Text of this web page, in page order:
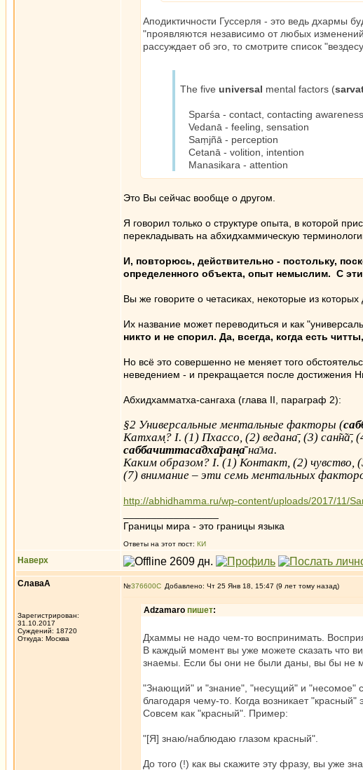
Аподиктичности Гуссерля - это ведь дхармы
"проявляются независимо от любых изменений
рассуждает об эго, то смотрите список
The five universal mental factors (
Sparśa - contact, contacting
Vedanā - feeling, sensation
Saṃjñā - perception
Cetanā - volition, intention
Manasikara - attention
Это Вы сейчас вообще о другом.
Я говорил только о структуре опыта, в которой
перекладывать на абхидхаммическую
И, повторюсь, действительно - постольку,
определенного объекта, опыт немыслим. С
Вы же говорите о четасиках, некоторые из
Их название может переводиться и как
никто и не спорил. Да, всегда, когда есть
Но всё это совершенно не меняет того
неведением - и прекращается после достижения
Абхидхамматха-сангаха (глава II, параграф 2):
§2 Универсальные ментальные факторы (
Катхам̣? I. (1) Пхассо, (2) ведана̄, (3)
саббачиттаса̄дха̄ран̣а̄на̄ма.
Каким образом? I. (1) Контакт, (2) чувство,
(7) внимание – эти семь ментальных
http://abhidhamma.ru/wp-content/uploads/2017/11/
Границы мира - это границы языка
Ответы на этот пост: КИ
Наверх
СлаваА
Зарегистрирован:
31.10.2017
Суждений: 18720
Откуда: Москва
№376600 Добавлено: Чт 25 Янв 18, 15:47 (9 лет тому назад)
Adzamaro пишет:
Дхаммы не надо чем-то воспринимать.
В каждый момент вы уже можете сказать что
знаемы. Если бы они не были даны, вы бы не
"Знающий" и "знание", "несущий" и "несомое"
благодаря чему-то. Когда возникает
Совсем как "красный". Пример:
"[Я] знаю/наблюдаю глазом красный".
До того (!) как вы скажите эту фразу, вы уже